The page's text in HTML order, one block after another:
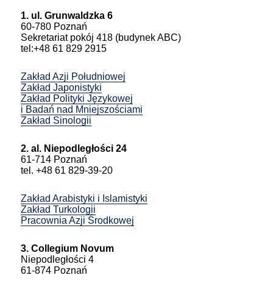
1. ul. Grunwaldzka 6
60-780 Poznań
Sekretariat pokój 418 (budynek ABC)
tel:+48 61 829 2915
Zakład Azji Południowej
Zakład Japonistyki
Zakład Polityki Językowej
i Badań nad Mniejszościami
Zakład Sinologii
2. al. Niepodległości 24
61-714 Poznań
tel. +48 61 829-39-20
Zakład Arabistyki i Islamistyki
Zakład Turkologii
Pracownia Azji Środkowej
3. Collegium Novum
Niepodległości 4
61-874 Poznań